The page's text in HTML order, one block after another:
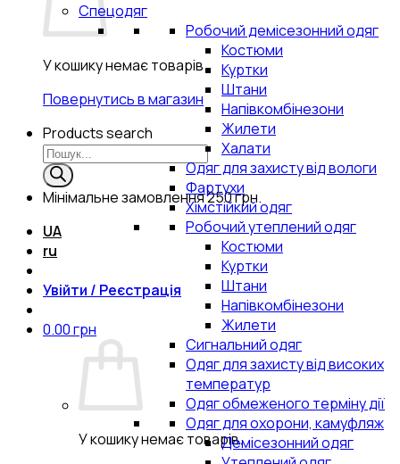
У кошику немає товарів.
Повернутись в магазин
Products search
Мінімальне замовлення250 грн.
UA
ru
Увійти / Реєстрація
0.00грн
У кошику немає товарів.
Спецодяг
Робочий демісезонний одяг
Костюми
Куртки
Штани
Напівкомбінезони
Жилети
Халати
Одяг для захисту від вологи
Фартухи
Хімстійкий одяг
Робочий утеплений одяг
Костюми
Куртки
Штани
Напівкомбінезони
Жилети
Сигнальний одяг
Одяг для захисту від високих
температур
Одяг обмеженого терміну дії
Одяг для охорони, камуфляж
Демісезонний одяг